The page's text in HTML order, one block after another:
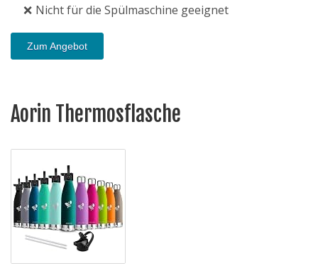
Nicht für die Spülmaschine geeignet
Zum Angebot
Aorin Thermosflasche